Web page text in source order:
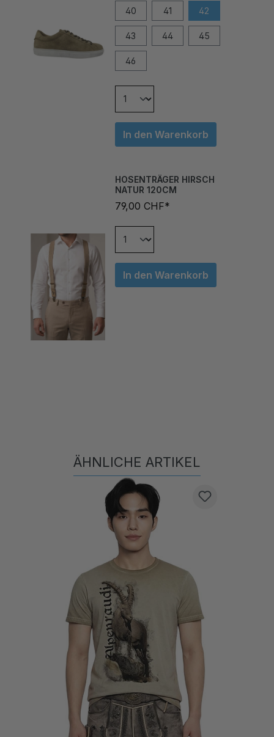
43 44 45
46
In den Warenkorb
NATUR 120CM
79,00 CHF*
In den Warenkorb
Produktgalerie überspringen